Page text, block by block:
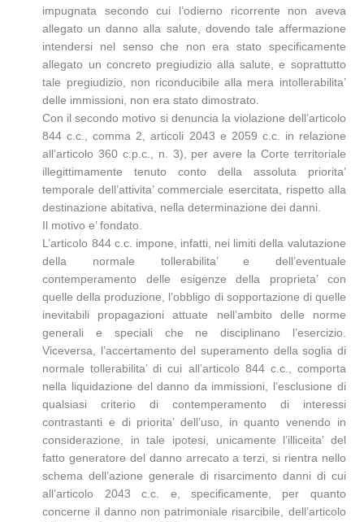
impugnata secondo cui l’odierno ricorrente non aveva
allegato un danno alla salute, dovendo tale affermazione
intendersi nel senso che non era stato specificamente
allegato un concreto pregiudizio alla salute, e soprattutto
tale pregiudizio, non riconducibile alla mera intollerabilita’
delle immissioni, non era stato dimostrato.
Con il secondo motivo si denuncia la violazione dell’articolo
844 c.c., comma 2, articoli 2043 e 2059 c.c. in relazione
all’articolo 360 c.p.c., n. 3), per avere la Corte territoriale
illegittimamente tenuto conto della assoluta priorita’
temporale dell’attivita’ commerciale esercitata, rispetto alla
destinazione abitativa, nella determinazione dei danni.
Il motivo e’ fondato.
L’articolo 844 c.c. impone, infatti, nei limiti della valutazione
della normale tollerabilita’ e dell’eventuale
contemperamento delle esigenze della proprieta’ con
quelle della produzione, l’obbligo di sopportazione di quelle
inevitabili propagazioni attuate nell’ambito delle norme
generali e speciali che ne disciplinano l’esercizio.
Viceversa, l’accertamento del superamento della soglia di
normale tollerabilita’ di cui all’articolo 844 c.c., comporta
nella liquidazione del danno da immissioni, l’esclusione di
qualsiasi criterio di contemperamento di interessi
contrastanti e di priorita’ dell’uso, in quanto venendo in
considerazione, in tale ipotesi, unicamente l’illiceita’ del
fatto generatore del danno arrecato a terzi, si rientra nello
schema dell’azione generale di risarcimento danni di cui
all’articolo 2043 c.c. e, specificamente, per quanto
concerne il danno non patrimoniale risarcibile, dell’articolo